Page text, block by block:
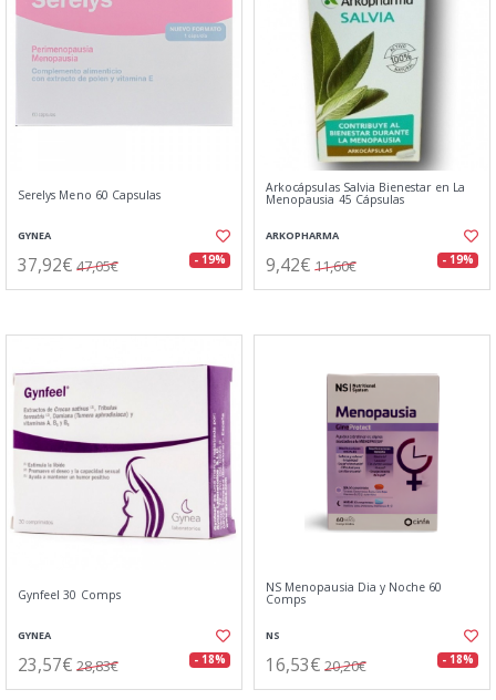
Serelys Meno 60 Capsulas
GYNEA
37,92€ 47,05€ - 19%
Arkocápsulas Salvia Bienestar en La
Menopausia 45 Cápsulas
ARKOPHARMA
9,42€ 11,60€ - 19%
Gynfeel 30 Comps
GYNEA
23,57€ 28,83€ - 18%
NS Menopausia Dia y Noche 60
Comps
NS
16,53€ 20,20€ - 18%